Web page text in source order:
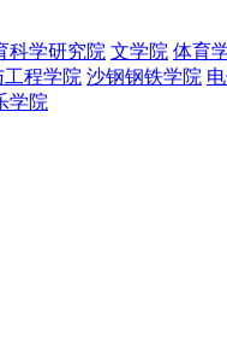
科学研究院 文学院 体育
程学院 沙钢钢铁学院
学院